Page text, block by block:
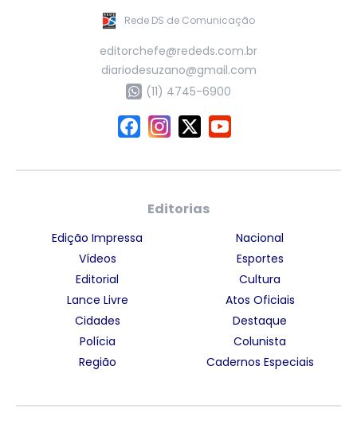
Rede DS de Comunicação
editorchefe@rededs.com.br
diariodesuzano@gmail.com
(11) 4745-6900
Editorias
Edição Impressa
Vídeos
Editorial
Lance Livre
Cidades
Polícia
Região
Nacional
Esportes
Cultura
Atos Oficiais
Destaque
Colunista
Cadernos Especiais